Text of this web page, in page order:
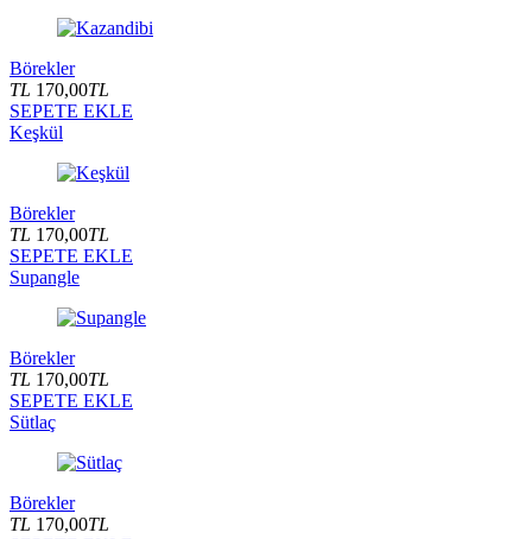
Börekler
TL 170,00TL
SEPETE EKLE
Keşkül
Börekler
TL 170,00TL
SEPETE EKLE
Supangle
Börekler
TL 170,00TL
SEPETE EKLE
Sütlaç
Börekler
TL 170,00TL